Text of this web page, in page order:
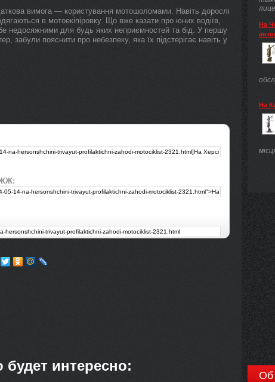
вимога — користування мотошоломами. Навіть дорослі
в мотоекіпіровку. Що вже казати про юних водіїв,
недосяжними для будь яких неприємностей та бід. У першу
забули пояснити про небезпеку, яка їх підстерігає навіть у
ЖЖ:
будет интересно:
На
На
Об